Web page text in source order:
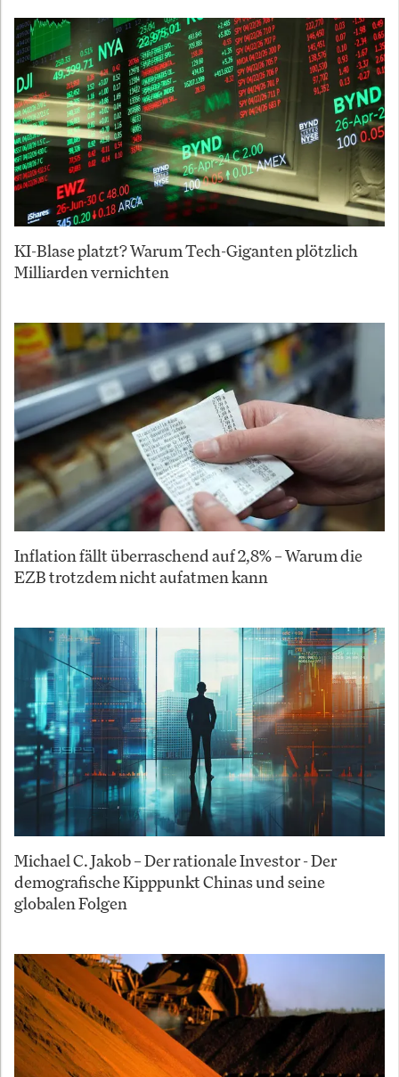
KI-Blase platzt? Warum Tech-Giganten plötzlich
Milliarden vernichten
Inflation fällt überraschend auf 2,8% – Warum die
EZB trotzdem nicht aufatmen kann
Michael C. Jakob – Der rationale Investor - Der
demografische Kipppunkt Chinas und seine
globalen Folgen